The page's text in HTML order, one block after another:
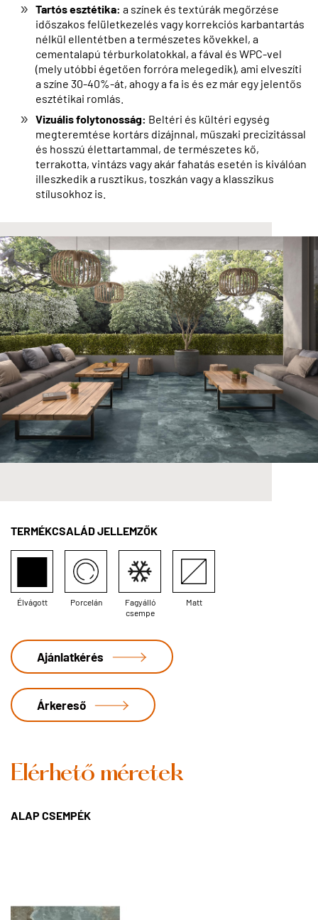
Tartós esztétika: a színek és textúrák megőrzése
időszakos felületkezelés vagy korrekciós karbantartás
nélkül ellentétben a természetes kövekkel, a
cementalapú térburkolatokkal, a fával és WPC-vel
(mely utóbbi égetően forróra melegedik), ami elveszíti
a színe 30-40%-át, ahogy a fa is és ez már egy jelentős
esztétikai romlás.
Vizuális folytonosság: Beltéri és kültéri egység
megteremtése kortárs dizájnnal, műszaki precizitással
és hosszú élettartammal, de természetes kő,
terrakotta, vintázs vagy akár fahatás esetén is kiválóan
illeszkedik a rusztikus, toszkán vagy a klasszikus
stílusokhoz is.
TERMÉKCSALÁD JELLEMZŐK
Élvágott Porcelán
Fagyálló
csempe
Matt
Ajánlatkérés
Árkereső
Elérhető méretek
ALAP CSEMPÉK